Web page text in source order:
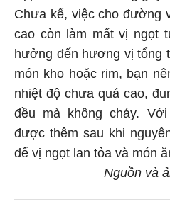
Chưa kể, việc cho đường
cao còn làm mất vị ngọt
hưởng đến hương vị tổng
món kho hoặc rim, bạn
nhiệt độ chưa quá cao,
đều mà không cháy.
được thêm sau khi
để vị ngọt lan tỏa và món
Nguồn và